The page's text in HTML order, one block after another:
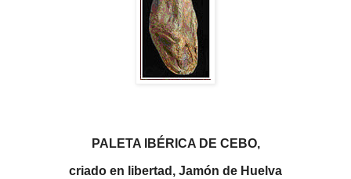
PALETA IBÉRICA DE CEBO,
criado en libertad, Jamón de Huelva